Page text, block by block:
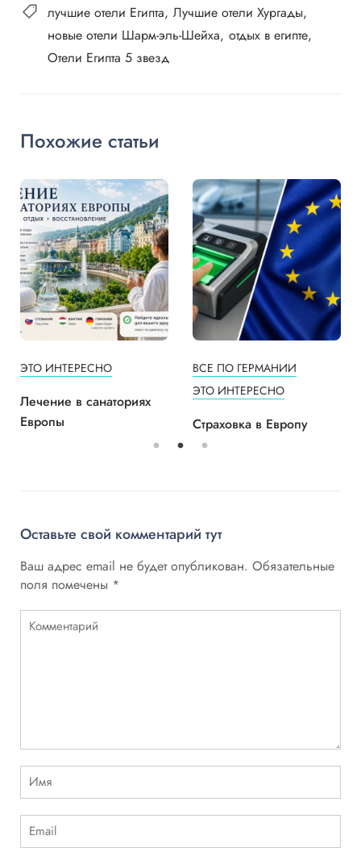
лучшие отели Египта Лучшие отели Хургады
новые отели Шарм-эль-Шейха отдых в египте
Отели Египта 5 звезд
Похожие статьи
ЭТО ИНТЕРЕСНО
Лечение в санаториях
Европы
ВСЕ ПО ГЕРМАНИИ
ЭТО ИНТЕРЕСНО
Страховка в Европу
Оставьте свой комментарий тут
Ваш адрес email не будет опубликован. Обязательные
поля помечены *